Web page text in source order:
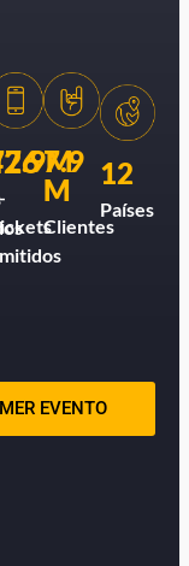
7.9
M
Clientes
12
Países
EVENTO